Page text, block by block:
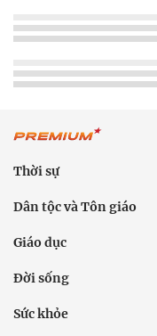
Thời sự
Dân tộc và Tôn giáo
Giáo dục
Đời sống
Sức khỏe